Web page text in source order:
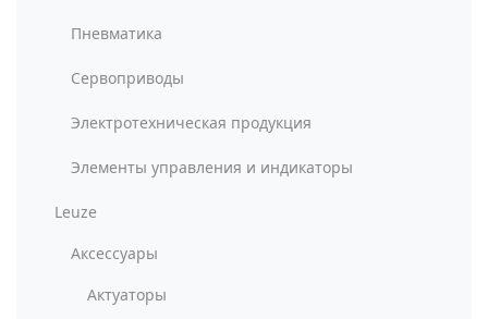
Пневматика
Сервоприводы
Электротехническая продукция
Элементы управления и индикаторы
Leuze
Аксессуары
Актуаторы